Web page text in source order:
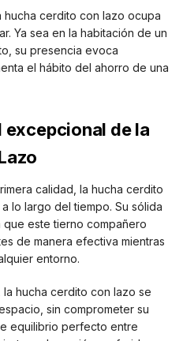
hucha cerdito con lazo ocupa
Ya sea en la habitación de un
su presencia evoca
el hábito del ahorro de una
excepcional de la
calidad, la hucha cerdito
lo largo del tiempo. Su sólida
este tierno compañero
de manera efectiva mientras
entorno.
hucha cerdito con lazo se
sin comprometer su
equilibrio perfecto entre